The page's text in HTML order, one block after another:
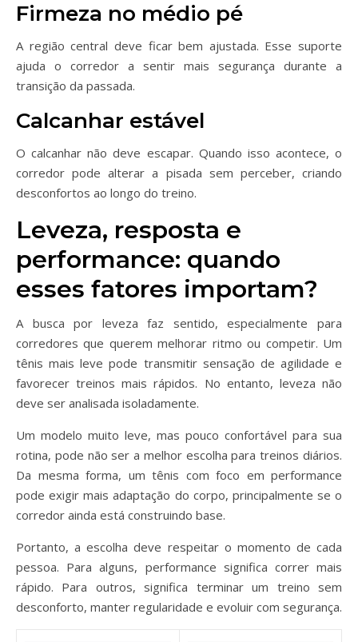
Firmeza no médio pé
A região central deve ficar bem ajustada. Esse suporte
ajuda o corredor a sentir mais segurança durante a
transição da passada.
Calcanhar estável
O calcanhar não deve escapar. Quando isso acontece, o
corredor pode alterar a pisada sem perceber, criando
desconfortos ao longo do treino.
Leveza, resposta e
performance: quando
esses fatores importam?
A busca por leveza faz sentido, especialmente para
corredores que querem melhorar ritmo ou competir. Um
tênis mais leve pode transmitir sensação de agilidade e
favorecer treinos mais rápidos. No entanto, leveza não
deve ser analisada isoladamente.
Um modelo muito leve, mas pouco confortável para sua
rotina, pode não ser a melhor escolha para treinos diários.
Da mesma forma, um tênis com foco em performance
pode exigir mais adaptação do corpo, principalmente se o
corredor ainda está construindo base.
Portanto, a escolha deve respeitar o momento de cada
pessoa. Para alguns, performance significa correr mais
rápido. Para outros, significa terminar um treino sem
desconforto, manter regularidade e evoluir com segurança.